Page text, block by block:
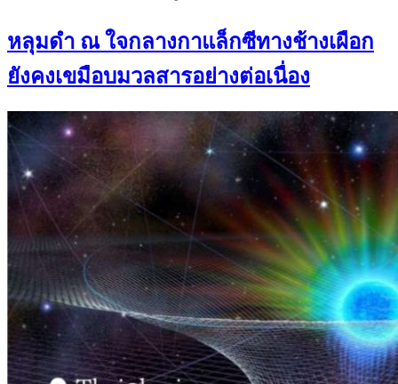
หลุมดำ ณ ใจกลางกาแล็กซีทางช้างเผือก
ยังคงเขมือบมวลสารอย่างต่อเนื่อง